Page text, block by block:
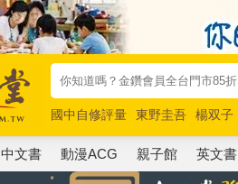
國中自修評量 東野圭吾 楊双子
唯紅花綻放
奧德賽 路邊攤新作
中文書 動漫ACG 親子館 英文書